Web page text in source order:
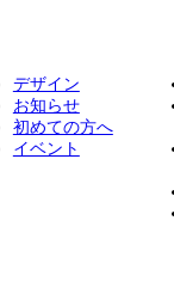
デザイン
お知らせ
初めての方へ
イベント